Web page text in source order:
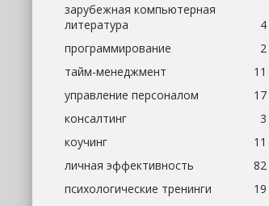
зарубежная компьютерная
литература
4
программирование
2
тайм-менеджмент
11
управление персоналом
17
консалтинг
3
коучинг
11
личная эффективность
82
психологические тренинги
19